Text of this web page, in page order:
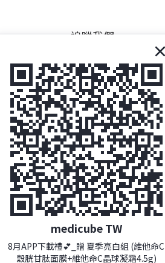
追蹤我們
medicube TW
8月APP下載禮💕_贈 夏季亮白組 (維他命C
穀胱甘肽面膜+維他命C晶球凝霜4.5g)